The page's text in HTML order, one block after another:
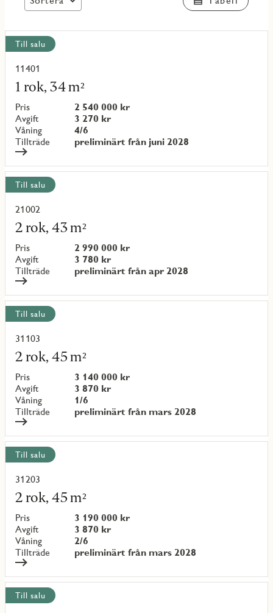
Visa
alla
objekt
Till salu
11401
1 rok, 34 m²
Pris
2 540 000 kr
Avgift
3 270 kr
Våning
4/6
Tillträde
preliminärt från juni 2028
Läs
mer
om
objekt
{objectNumber}
Till salu
21002
2 rok, 43 m²
Pris
2 990 000 kr
Avgift
3 780 kr
Tillträde
preliminärt från apr 2028
Läs
mer
om
objekt
{objectNumber}
Till salu
31103
2 rok, 45 m²
Pris
3 140 000 kr
Avgift
3 870 kr
Våning
1/6
Tillträde
preliminärt från mars 2028
Läs
mer
om
objekt
{objectNumber}
Till salu
31203
2 rok, 45 m²
Pris
3 190 000 kr
Avgift
3 870 kr
Våning
2/6
Tillträde
preliminärt från mars 2028
Läs
mer
om
objekt
{objectNumber}
Till salu